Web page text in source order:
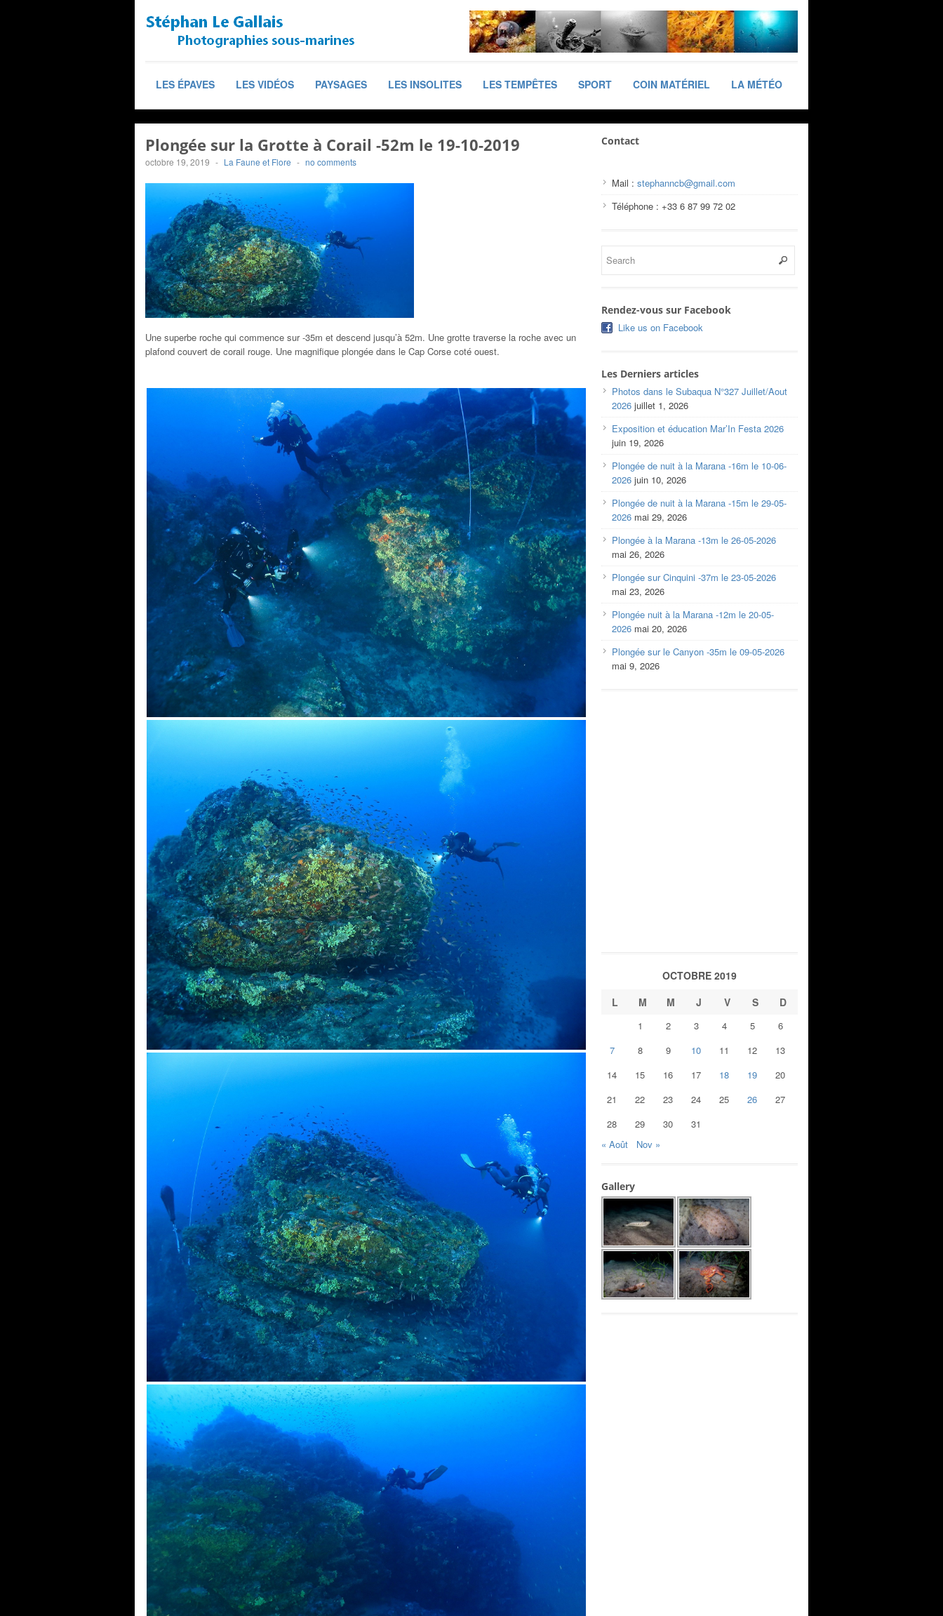
LES ÉPAVES LES VIDÉOS PAYSAGES LES INSOLITES LES TEMPÊTES SPORT COIN MATÉRIEL LA MÉTÉO
Plongée sur la Grotte à Corail -52m le 19-10-2019
octobre 19, 2019 - La Faune et Flore - no comments
Une superbe roche qui commence sur -35m et descend jusqu’à 52m. Une grotte traverse la roche avec un
plafond couvert de corail rouge. Une magnifique plongée dans le Cap Corse coté ouest.
Contact
Mail : stephanncb@gmail.com
Téléphone : +33 6 87 99 72 02
Rendez-vous sur Facebook
Like us on Facebook
Les Derniers articles
Photos dans le Subaqua N°327 Juillet/Aout
2026 juillet 1, 2026
Exposition et éducation Mar’In Festa 2026
juin 19, 2026
Plongée de nuit à la Marana -16m le 10-06-
2026 juin 10, 2026
Plongée de nuit à la Marana -15m le 29-05-
2026 mai 29, 2026
Plongée à la Marana -13m le 26-05-2026
mai 26, 2026
Plongée sur Cinquini -37m le 23-05-2026
mai 23, 2026
Plongée nuit à la Marana -12m le 20-05-
2026 mai 20, 2026
Plongée sur le Canyon -35m le 09-05-2026
mai 9, 2026
OCTOBRE 2019
L
M M J V S D
1 2 3 4 5
6
7
8 9 10 11 12
13
14
15 16 17 18 19
20
21
22 23 24 25 26
27
28
29 30
31
« Août
Nov »
Gallery